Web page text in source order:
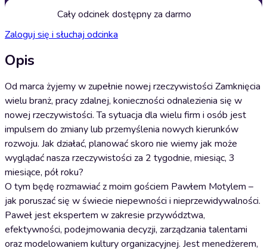
Cały odcinek dostępny za darmo
Zaloguj się i słuchaj odcinka
Opis
Od marca żyjemy w zupełnie nowej rzeczywistości Zamknięcia
wielu branż, pracy zdalnej, konieczności odnalezienia się w
nowej rzeczywistości. Ta sytuacja dla wielu firm i osób jest
impulsem do zmiany lub przemyślenia nowych kierunków
rozwoju. Jak działać, planować skoro nie wiemy jak może
wyglądać nasza rzeczywistości za 2 tygodnie, miesiąc, 3
miesiące, pół roku?
O tym będę rozmawiać z moim gościem Pawłem Motylem –
jak poruszać się w świecie niepewności i nieprzewidywalności.
Paweł jest ekspertem w zakresie przywództwa,
efektywności, podejmowania decyzji, zarządzania talentami
oraz modelowaniem kultury organizacyjnej. Jest menedżerem,